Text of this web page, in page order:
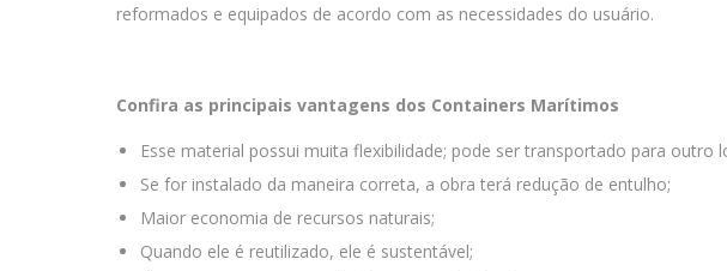
reformados e equipados de acordo com as necessidades do usuário.
Confira as principais vantagens dos Containers Marítimos
Esse material possui muita flexibilidade; pode ser transportado para outro
Se for instalado da maneira correta, a obra terá redução de entulho;
Maior economia de recursos naturais;
Quando ele é reutilizado, ele é sustentável;